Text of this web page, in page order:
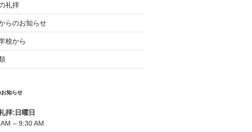
礼拝
らのお知らせ
校から
知らせ
拝:日曜日
– 9:30 AM